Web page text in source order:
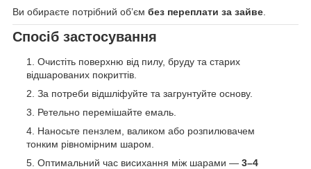
Ви обираєте потрібний обʼєм без переплати за зайве
Спосіб застосування
Очистіть поверхню від пилу, бруду та старих
відшарованих покриттів.
За потреби відшліфуйте та загрунтуйте основу.
Ретельно перемішайте емаль.
Наносьте пензлем, валиком або розпилювачем
тонким рівномірним шаром.
Оптимальний час висихання між шарами — 3–4